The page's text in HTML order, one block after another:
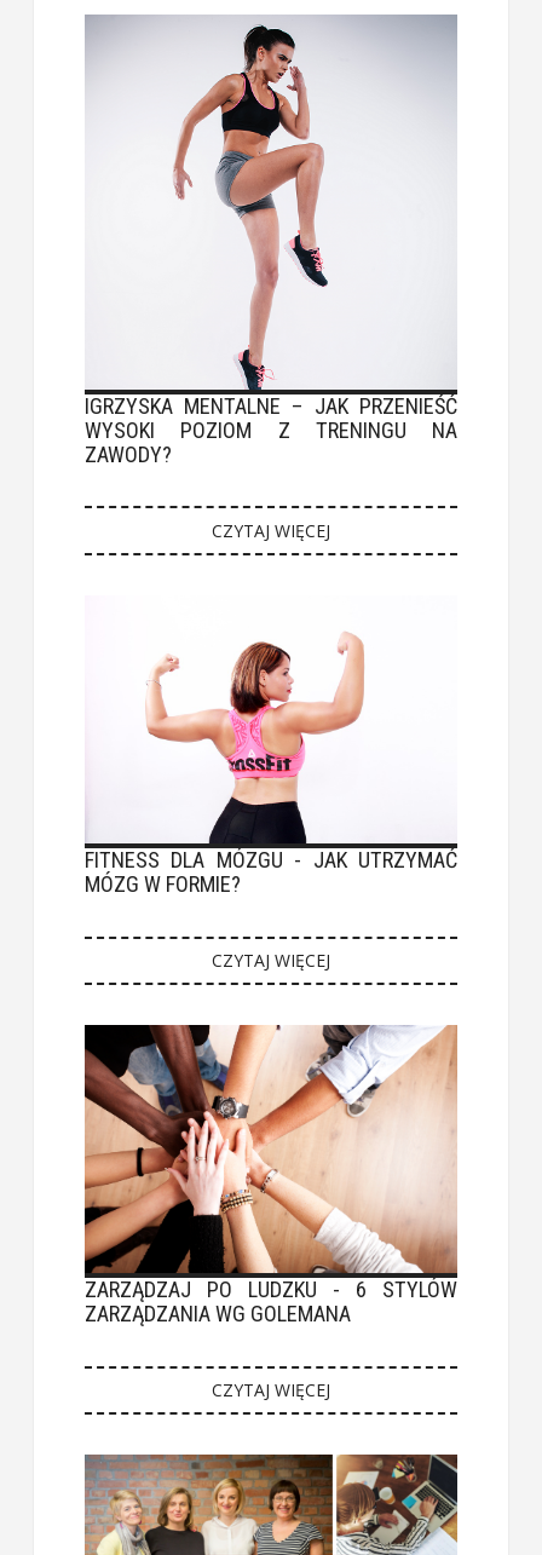
IGRZYSKA MENTALNE – JAK PRZENIEŚĆ
WYSOKI POZIOM Z TRENINGU NA
ZAWODY?
CZYTAJ WIĘCEJ
FITNESS DLA MÓZGU - JAK UTRZYMAĆ
MÓZG W FORMIE?
CZYTAJ WIĘCEJ
ZARZĄDZAJ PO LUDZKU - 6 STYLÓW
ZARZĄDZANIA WG GOLEMANA
CZYTAJ WIĘCEJ